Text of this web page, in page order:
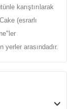
karıştırılarak
(esrarlı
arasındadır.